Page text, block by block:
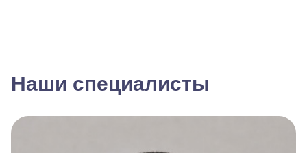
Наши специалисты